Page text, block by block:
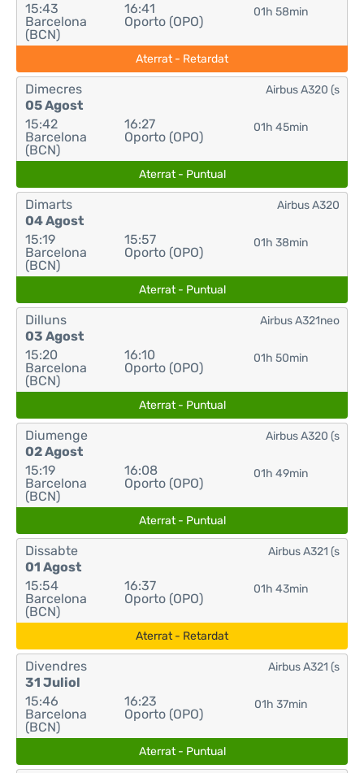
15:43
Barcelona
(BCN)
16:41
Oporto (OPO)
01h 58min
Aterrat - Retardat
Dimecres
05 Agost
15:42
Barcelona
(BCN)
16:27
Oporto (OPO)
01h 45min
Airbus A320 (s
Aterrat - Puntual
Dimarts
04 Agost
15:19
Barcelona
(BCN)
15:57
Oporto (OPO)
01h 38min
Airbus A320
Aterrat - Puntual
Dilluns
03 Agost
15:20
Barcelona
(BCN)
16:10
Oporto (OPO)
01h 50min
Airbus A321neo
Aterrat - Puntual
Diumenge
02 Agost
15:19
Barcelona
(BCN)
16:08
Oporto (OPO)
01h 49min
Airbus A320 (s
Aterrat - Puntual
Dissabte
01 Agost
15:54
Barcelona
(BCN)
16:37
Oporto (OPO)
01h 43min
Airbus A321 (s
Aterrat - Retardat
Divendres
31 Juliol
15:46
Barcelona
(BCN)
16:23
Oporto (OPO)
01h 37min
Airbus A321 (s
Aterrat - Puntual